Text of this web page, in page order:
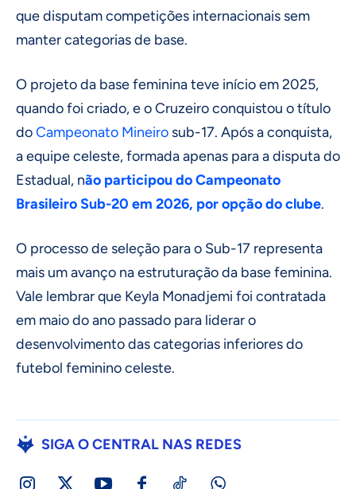
que disputam competições internacionais sem
manter categorias de base.
O projeto da base feminina teve início em 2025,
quando foi criado, e o Cruzeiro conquistou o título
doCampeonato Mineiro sub-17. Após a conquista,
a equipe celeste, formada apenas para a disputa do
Estadual, não participou do Campeonato
Brasileiro Sub-20 em 2026, por opção do clube.
O processo de seleção para o Sub-17 representa
mais um avanço na estruturação da base feminina.
Vale lembrar que Keyla Monadjemi foi contratada
em maio do ano passado para liderar o
desenvolvimento das categorias inferiores do
futebol feminino celeste.
SIGA O CENTRAL NAS REDES